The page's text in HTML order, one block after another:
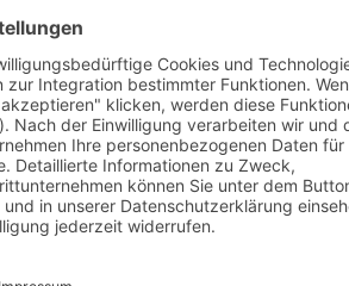
hahlfoto.de